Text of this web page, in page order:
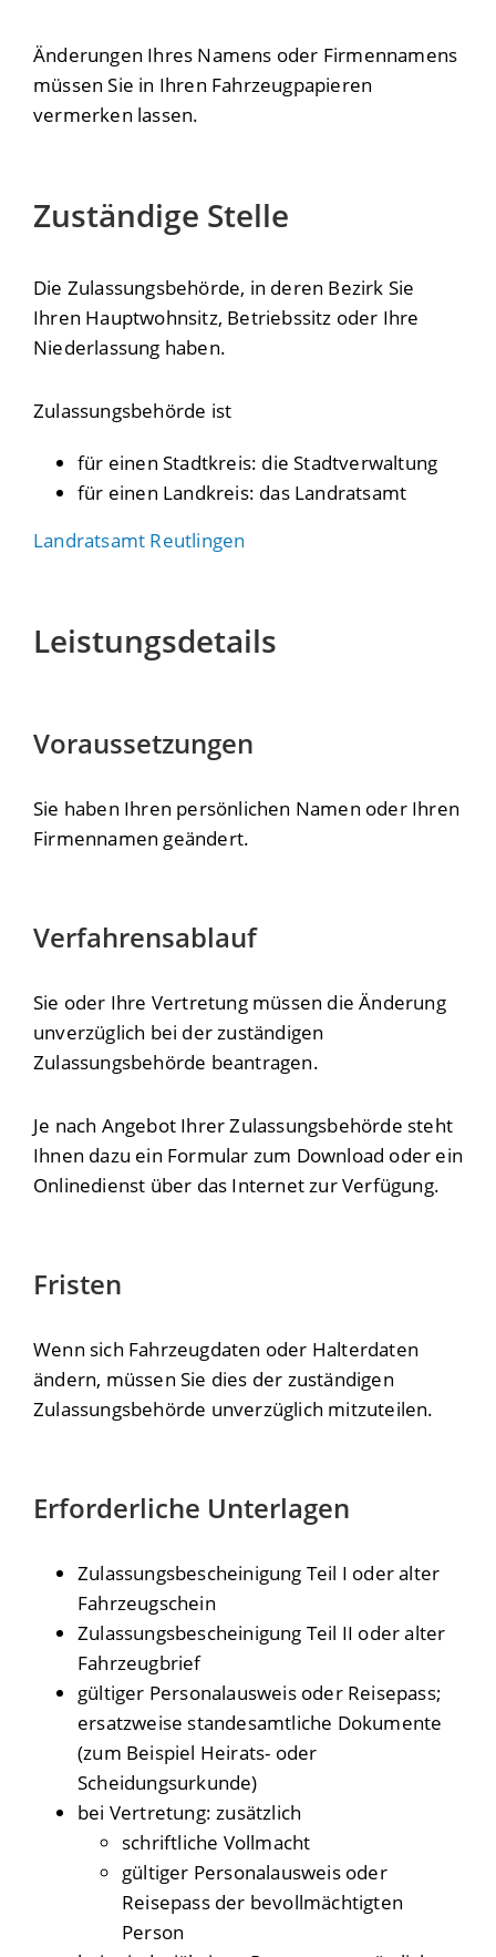
Änderungen Ihres Namens oder Firmennamens
müssen Sie in Ihren Fahrzeugpapieren
vermerken lassen.
Zuständige Stelle
Die Zulassungsbehörde, in deren Bezirk Sie
Ihren Hauptwohnsitz, Betriebssitz oder Ihre
Niederlassung haben.
Zulassungsbehörde ist
für einen Stadtkreis: die Stadtverwaltung
für einen Landkreis: das Landratsamt
Landratsamt Reutlingen
Leistungsdetails
Voraussetzungen
Sie haben Ihren persönlichen Namen oder Ihren
Firmennamen geändert.
Verfahrensablauf
Sie oder Ihre Vertretung müssen die Änderung
unverzüglich bei der zuständigen
Zulassungsbehörde beantragen.
Je nach Angebot Ihrer Zulassungsbehörde steht
Ihnen dazu ein Formular zum Download oder ein
Onlinedienst über das Internet zur Verfügung.
Fristen
Wenn sich Fahrzeugdaten oder Halterdaten
ändern, müssen Sie dies der zuständigen
Zulassungsbehörde unverzüglich mitzuteilen.
Erforderliche Unterlagen
Zulassungsbescheinigung Teil I oder alter
Fahrzeugschein
Zulassungsbescheinigung Teil II oder alter
Fahrzeugbrief
gültiger Personalausweis oder Reisepass;
ersatzweise standesamtliche Dokumente
(zum Beispiel Heirats- oder
Scheidungsurkunde)
bei Vertretung: zusätzlich
schriftliche Vollmacht
gültiger Personalausweis oder
Reisepass der bevollmächtigten
Person